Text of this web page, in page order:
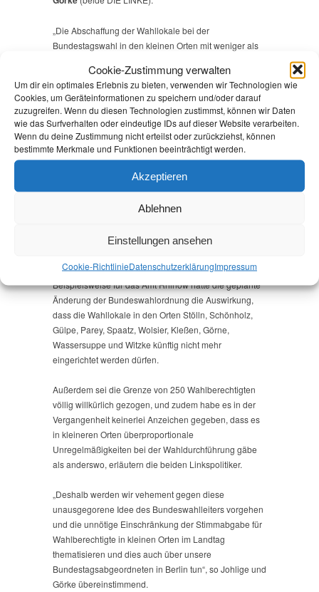
Cookie-Zustimmung verwalten
Um dir ein optimales Erlebnis zu bieten, verwenden wir Technologien wie
Cookies, um Geräteinformationen zu speichern und/oder darauf
zuzugreifen. Wenn du diesen Technologien zustimmst, können wir Daten
wie das Surfverhalten oder eindeutige IDs auf dieser Website verarbeiten.
Wenn du deine Zustimmung nicht erteilst oder zurückziehst, können
bestimmte Merkmale und Funktionen beeinträchtigt werden.
Akzeptieren
Ablehnen
Einstellungen ansehen
Cookie-RichtlinieDatenschutz­erklärungImpressum
„Die Abschaffung der Wahllokale bei der
Bundestagswahl in den kleinen Orten mit weniger als
unsere Demokratie. Die Mitbestimmung der
Bürgerinnen und Bürger bei Wahlen ist das wichtigste
demokratische Gut. Dies in irgendeiner Art
einzuschränken, ist völlig indiskutabel“, so Andrea
Johlige.
nachvollziehbaren Grund, die Stimmabgabe der
Einwohnerinnen und Einwohnern im eigenen Dorf
nicht zuzulassen. Nicht jeder Wahlberichtigte ist so
zu fahren oder will und kann seine Stimme per
Beispielsweise für das Amt Rhinow hätte die geplante
Änderung der Bundeswahlordnung die Auswirkung,
dass die Wahllokale in den Orten Stölln, Schönholz,
Gülpe, Parey, Spaatz, Wolsier, Kleßen, Görne,
Wassersuppe und Witzke künftig nicht mehr
eingerichtet werden dürfen.
Außerdem sei die Grenze von 250 Wahlberechtigten
völlig willkürlich gezogen, und zudem habe es in der
Vergangenheit keinerlei Anzeichen gegeben, dass es
in kleineren Orten überproportionale
Unregelmäßigkeiten bei der Wahldurchführung gäbe
als anderswo, erläutern die beiden Linkspolitiker.
„Deshalb werden wir vehement gegen diese
unausgegorene Idee des Bundeswahlleiters vorgehen
und die unnötige Einschränkung der Stimmabgabe für
Wahlberechtigte in kleinen Orten im Landtag
thematisieren und dies auch über unsere
Bundestagsabgeordneten in Berlin tun“, so Johlige und
Görke übereinstimmend.